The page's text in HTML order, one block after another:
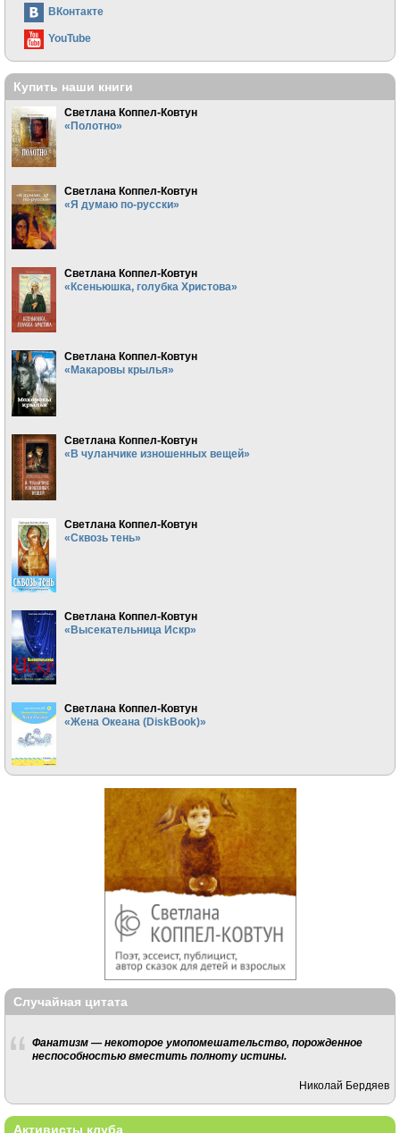
ВКонтакте
YouTube
Купить наши книги
Светлана Коппел-Ковтун
«Полотно»
Светлана Коппел-Ковтун
«Я думаю по-русски»
Светлана Коппел-Ковтун
«Ксеньюшка, голубка Христова»
Светлана Коппел-Ковтун
«Макаровы крылья»
Светлана Коппел-Ковтун
«В чуланчике изношенных вещей»
Светлана Коппел-Ковтун
«Сквозь тень»
Светлана Коппел-Ковтун
«Высекательница Искр»
Светлана Коппел-Ковтун
«Жена Океана (DiskBook)»
Случайная цитата
Фанатизм — некоторое умопомешательство, порожденное
неспособностью вместить полноту истины.
Николай Бердяев
Активисты клуба